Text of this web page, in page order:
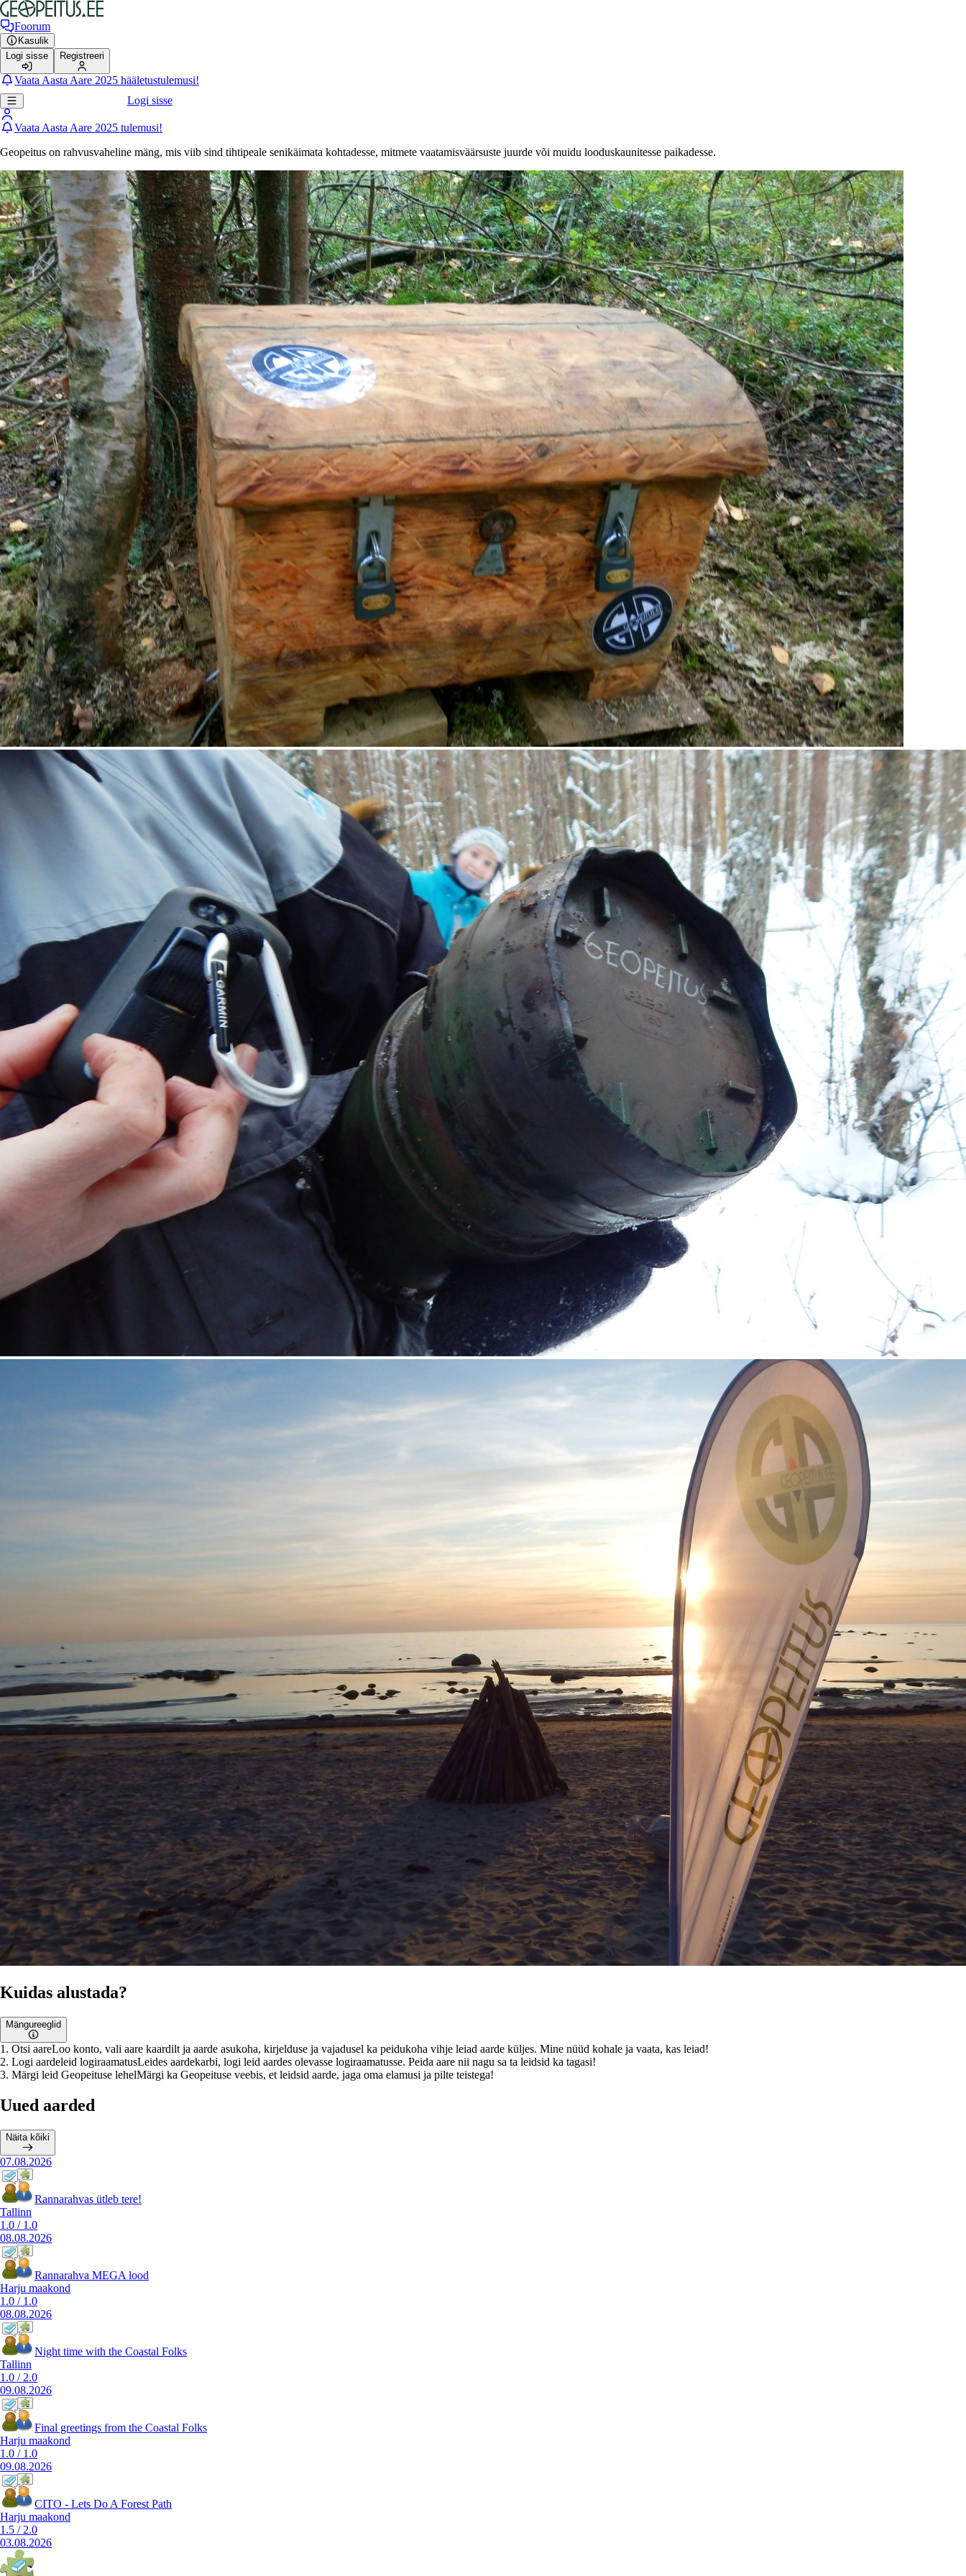
Foorum
Kasulik
Logi sisse
Registreeri
Vaata Aasta Aare 2025 hääletustulemusi!
Logi sisse
Vaata Aasta Aare 2025 tulemusi!
Geopeitus on rahvusvaheline mäng, mis viib sind tihtipeale senikäimata kohtadesse, mitmete vaatamisväärsuste juurde või muidu looduskaunitesse paikadesse.
Kuidas alustada?
Mängureeglid
1 . Otsi aareLoo konto, vali aare kaardilt ja aarde asukoha, kirjelduse ja vajadusel ka peidukoha vihje leiad aarde küljes. Mine nüüd kohale ja vaata, kas leiad!
2. Logi aardeleid logiraamatusLeides aardekarbi, logi leid aardes olevasse logiraamatusse. Peida aare nii nagu sa ta leidsid ka tagasi!
3. Märgi leid Geopeituse lehelMärgi ka Geopeituse veebis, et leidsid aarde, jaga oma elamusi ja pilte teistega!
Uued aarded
Näita kõiki
07.08.2026
Rannarahvas ütleb tere!
Tallinn
1.0 / 1.0
08.08.2026
Rannarahva MEGA lood
Harju maakond
1.0 / 1.0
08.08.2026
Night time with the Coastal Folks
Tallinn
1.0 / 2.0
09.08.2026
Final greetings from the Coastal Folks
Harju maakond
1.0 / 1.0
09.08.2026
CITO - Lets Do A Forest Path
Harju maakond
1.5 / 2.0
03.08.2026